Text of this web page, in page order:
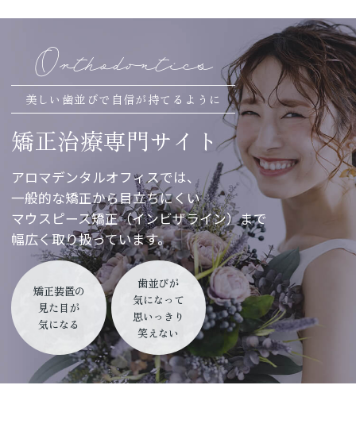
Orthodontics
美しい歯並びで自信が持てるように
矯正治療専門サイト
アロマデンタルオフィスでは、
一般的な矯正から目立ちにくい
マウスピース矯正（インビザライン）まで
幅広く取り扱っています。
矯正装置の
見た目が
気になる
歯並びが
気になって
思いっきり
笑えない